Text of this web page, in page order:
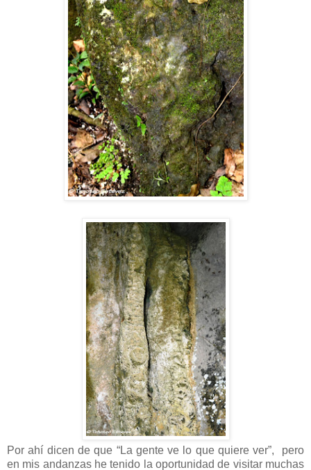
Por ahí dicen de que “La gente ve lo que quiere ver”, pero
en mis andanzas he tenido la oportunidad de visitar muchas